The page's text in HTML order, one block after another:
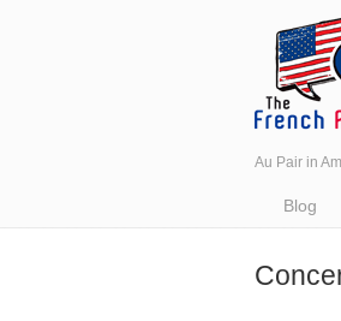
Au Pair in
Blog